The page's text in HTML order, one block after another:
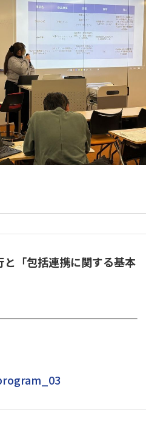
「包括連携に関する基本